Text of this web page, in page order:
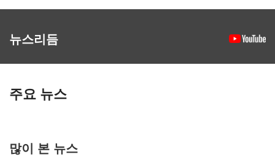
뉴스리듬
주요 뉴스
많이 본 뉴스